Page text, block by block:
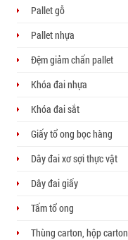
Pallet gỗ
Pallet nhựa
Đệm giảm chấn pallet
Khóa đai nhựa
Khóa đai sắt
Giấy tổ ong bọc hàng
Dây đai xơ sợi thực vật
Dây đai giấy
Tấm tổ ong
Thùng carton, hộp carton